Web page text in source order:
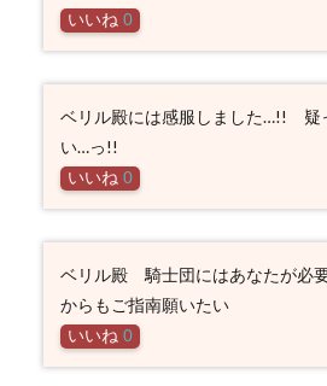
いいね 0
ベリル殿には感服しました…!! 疑
い…っ!!
いいね 0
ベリル殿 騎士団にはあなたが必
からもご指南願いたい
いいね 0